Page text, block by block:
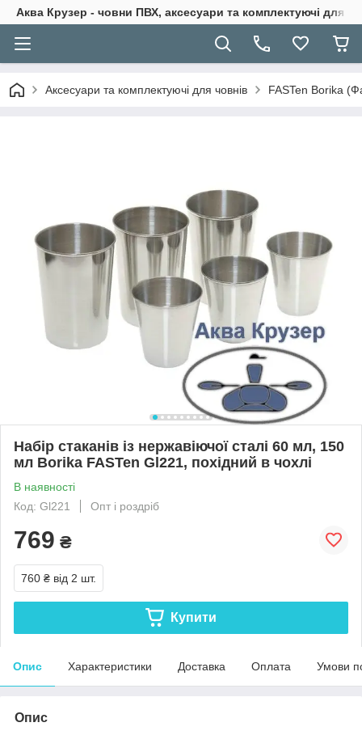
Аква Крузер - човни ПВХ, аксесуари та комплектуючі для
Аксесуари та комплектуючі для човнів FASTen Borika
Набір стаканів із нержавіючої сталі 60 мл, 150
мл Borika FASTen Gl221, похідний в чохлі
В наявності
Код: Gl221
Опт і роздріб
769 ₴
760 ₴ від 2 шт.
Купити
Опис Характеристики Доставка Оплата Умови
Опис